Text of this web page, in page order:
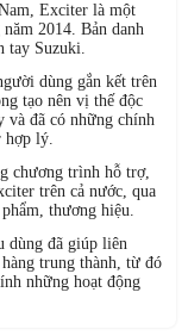
Exciter là một
2014. Bản danh
tay Suzuki.
dùng gắn kết trên
tạo nên vị thế độc
và đã có những chính
hợp lý.
chương trình hỗ trợ,
trên cả nước, qua
thương hiệu.
dùng đã giúp liên
trung thành, từ đó
những hoạt động